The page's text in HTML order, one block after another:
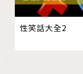
何權峰
何醫師，不只是一
學著作十餘本，且
欄，教導大眾預防
性笑話大全2